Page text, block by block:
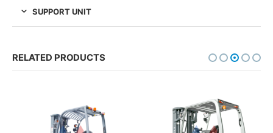
SUPPORT UNIT
RELATED PRODUCTS